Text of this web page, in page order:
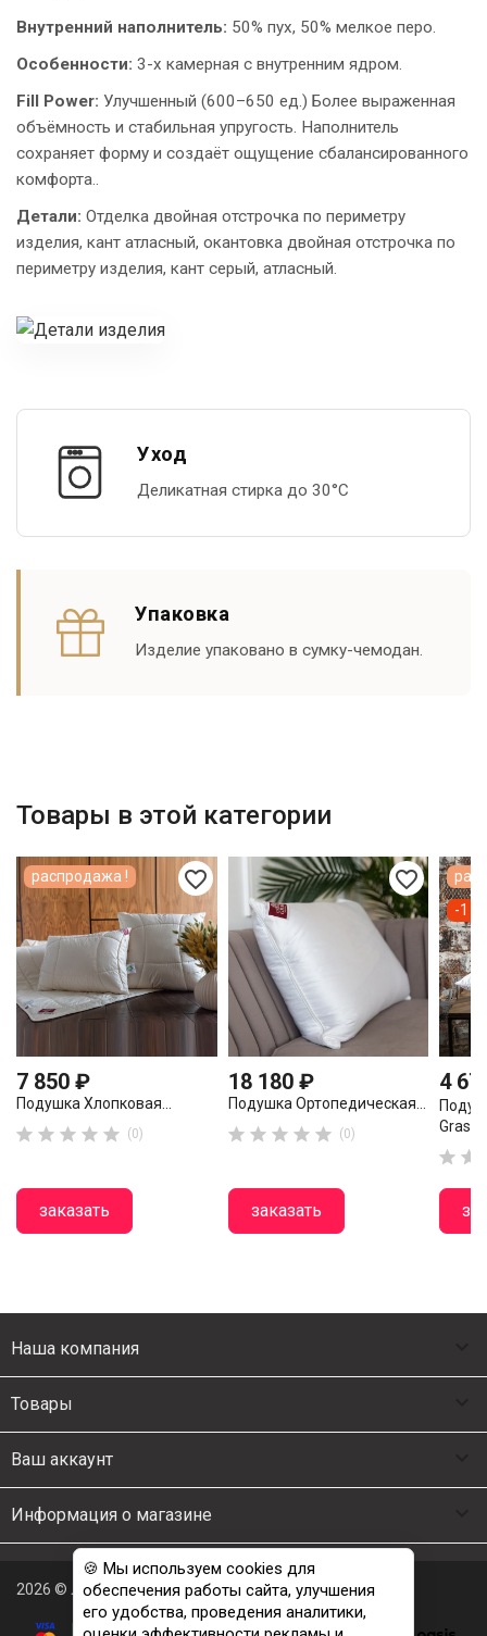
Внутренний наполнитель: 50% пух, 50% мелкое перо.
Особенности: 3-х камерная с внутренним ядром.
Fill Power: Улучшенный (600–650 ед.) Более выраженная
объёмность и стабильная упругость. Наполнитель
сохраняет форму и создаёт ощущение сбалансированного
комфорта..
Детали: Отделка двойная отстрочка по периметру
изделия, кант атласный, окантовка двойная отстрочка по
периметру изделия, кант серый, атласный.
Уход
Деликатная стирка до 30°С
Упаковка
Изделие упаковано в сумку-чемодан.
Товары в этой категории
favorite_border
7 850 ₽
Подушка Хлопковая...
     (0)
заказать
распродажа ! favorite_border
18 180 ₽
Подушка Ортопедическая...
     (0)
заказать
4
 
-1
Наша компания
Товары
Ваш аккаунт
Информация о магазине
2026 © Люкс Постель
🍪 Мы используем cookies для
обеспечения работы сайта, улучшения
его удобства, проведения аналитики,